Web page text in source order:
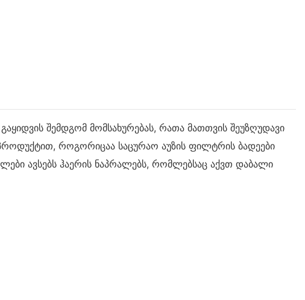
შემდგომ მომსახურებას, რათა მათთვის შეუზღუდავი
როგორიცაა საცურაო აუზის ფილტრის ბადეები
ავსებს ჰაერის ნაპრალებს, რომლებსაც აქვთ დაბალი